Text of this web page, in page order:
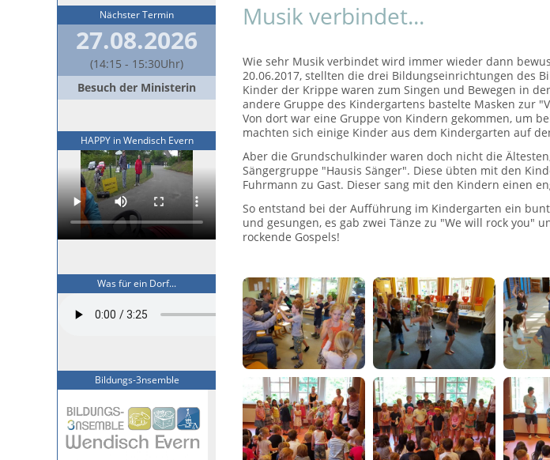
Nächster Termin
27.08.2026
(14:15 - 15:30Uhr)
Besuch der Ministerin
HAPPY in Wendisch Evern
Was für ein Dorf...
Bildungs-3nsemble
Musik verbindet...
Wie sehr Musik verbindet wird immer wieder dann
20.06.2017, stellten die drei Bildungseinrichtungen des
Kinder der Krippe waren zum Singen und Bewegen in
andere Gruppe des Kindergartens bastelte Masken zur
Von dort war eine Gruppe von Kindern gekommen, um
machten sich einige Kinder aus dem Kindergarten auf
Aber die Grundschulkinder waren doch nicht die
Sängergruppe "Hausis Sänger". Diese übten mit den
Fuhrmann zu Gast. Dieser sang mit den Kindern einen
So entstand bei der Aufführung im Kindergarten ein
und gesungen, es gab zwei Tänze zu "We will rock you"
rockende Gospels!